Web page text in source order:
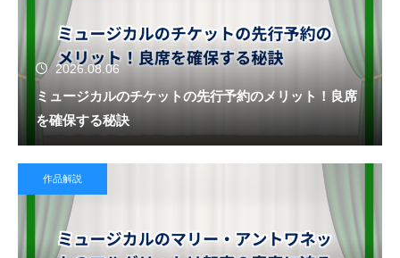
2026.08.06
ミュージカルのチケットの先行予約のメリット！良席
を確保する秘訣
作品解説